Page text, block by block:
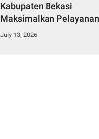
Kabupaten Bekasi
Maksimalkan Pelayanan
Kesehatan Publik
July 13, 2026